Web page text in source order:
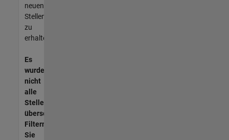
neuen
Stellenangeboten
zu
erhalten.
Es
wurden
nicht
alle
Stellen
übersetzt.
Filtern
Sie